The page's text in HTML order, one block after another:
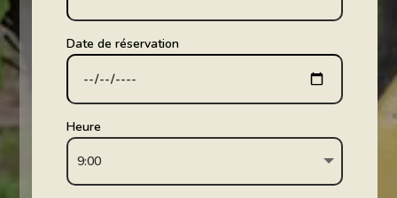
Date de réservation
Heure